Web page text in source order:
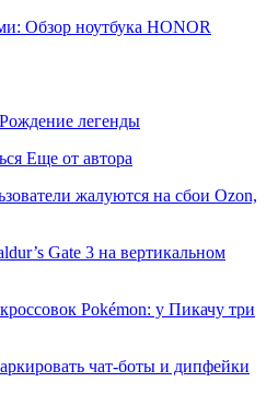
Обзор ноутбука HONOR
легенды
Еще от автора
жалуются на сбои Ozon,
Gate 3 на вертикальном
Pokémon: у Пикачу три
чат-боты и дипфейки